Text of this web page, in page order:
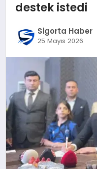
DÜNYA
BILIM VE TEKNOLOJI
OTOMOBIL
KÜNYE
İLETIŞIM
destek istedi
Sigorta Haber
25 Mayıs 2026